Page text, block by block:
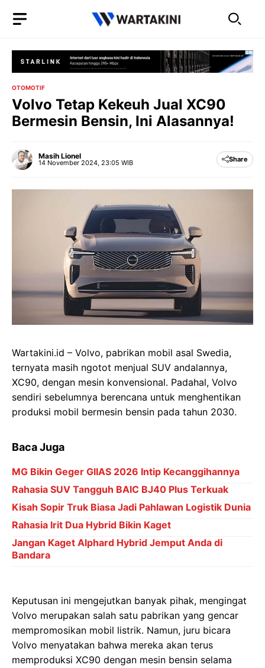
OTOMOTIF
Volvo Tetap Kekeuh Jual XC90
Bermesin Bensin, Ini Alasannya!
Masih Lionel
14 November 2024, 23:05 WIB Share
Wartakini.id – Volvo, pabrikan mobil asal Swedia,
ternyata masih ngotot menjual SUV andalannya,
XC90, dengan mesin konvensional. Padahal, Volvo
sendiri sebelumnya berencana untuk menghentikan
produksi mobil bermesin bensin pada tahun 2030.
Baca Juga
MG Bikin Geger GIIAS 2026 Intip Kecanggihannya
Rahasia SUV Tangguh BAIC BJ40 Plus Terkuak
Kisah Sopir Truk Biasa Jadi Pahlawan Logistik Dunia
Rahasia Irit Dua Hybrid Bikin Kaget
Jangan Kaget Alphard Hybrid Jemput Anda di
Bandara
Keputusan ini mengejutkan banyak pihak, mengingat
Volvo merupakan salah satu pabrikan yang gencar
mempromosikan mobil listrik. Namun, juru bicara
Volvo menyatakan bahwa mereka akan terus
memproduksi XC90 dengan mesin bensin selama